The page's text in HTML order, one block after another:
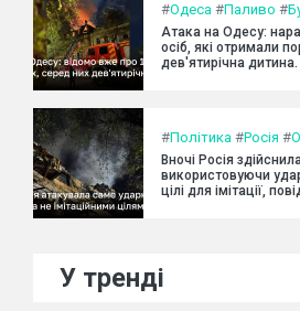
#Одеса #Паливо #
Атака на Одесу:
осіб, які отримали
дев'ятирічна дитина.
#Політика #Росія #
Вночі Росія
використовуючи
цілі для імітації,
У тренді